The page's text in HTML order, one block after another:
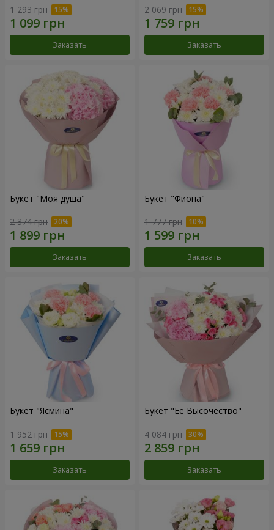
1 293 грн
Заказать
2 069 грн
Заказать
Букет "Моя душа"
2 374 грн
Заказать
Букет "Фиона"
1 777 грн
Заказать
Букет "Ясмина"
1 952 грн
Заказать
Букет "Её Высочество"
4 084 грн
Заказать